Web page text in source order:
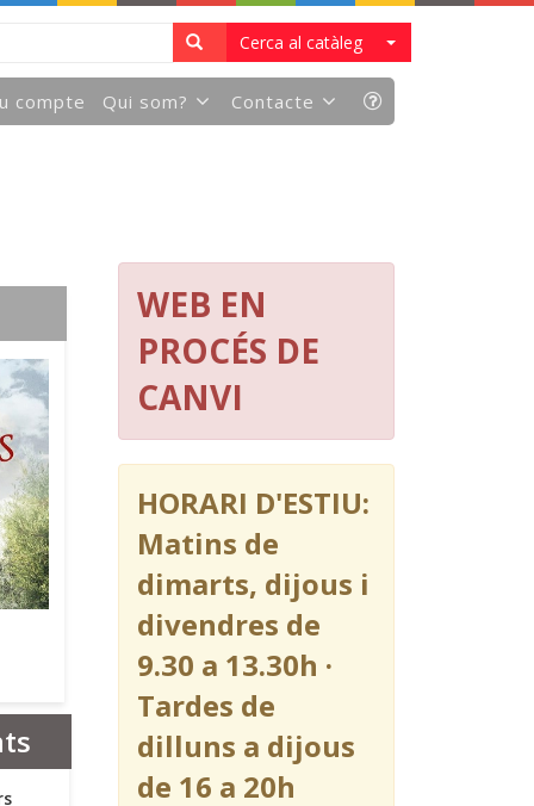
Cerca al catàleg
compte Qui som? Contacte
WEB EN
PROCÉS DE
CANVI
HORARI D'ESTIU:
Matins de
dimarts, dijous i
divendres de
9.30 a 13.30h ·
Tardes de
dilluns a dijous
de 16 a 20h